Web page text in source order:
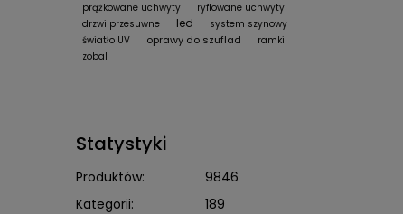
prążkowane uchwyty
ryflowane uchwyty
drzwi przesuwne
led
system szynowy
światło UV
oprawy do szuflad
ramki
zobal
Statystyki
Produktów:
9846
Kategorii:
189